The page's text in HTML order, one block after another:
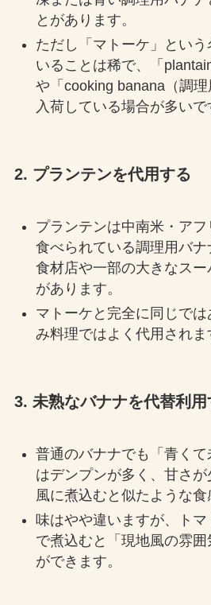
とがあります。
ただし「マトーケ」とい
いることは稀で、「
や「cooking banana（調
入荷している場合が多いで
2. プランテンを代用する
プランテンは中南米・アフ
食べられている調理用バ
食材店や一部の大きなスー
があります。
マトーケと完全に同じで
み料理ではよく代用されま
3. 未熟なバナナを代替利用
普通のバナナでも「青く
はデンプンが多く、甘さ
風に煮込むと似たような食
味はやや違いますが、ト
で煮込むと「現地風の雰
ができます。